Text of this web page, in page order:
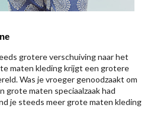
grotere verschuiving naar het
maten kleding krijgt een grotere
Was je vroeger genoodzaakt om
grote maten speciaalzaak had
je steeds meer grote maten kleding